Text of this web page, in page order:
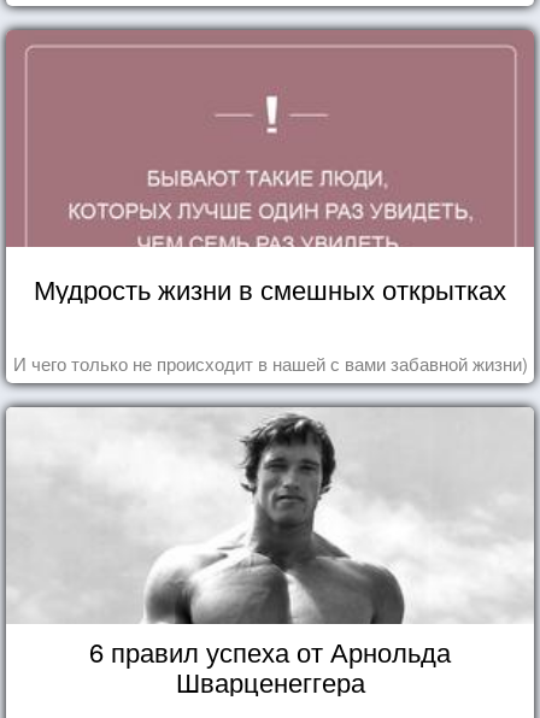
Мудрость жизни в смешных открытках
И чего только не происходит в нашей с вами забавной жизни)
6 правил успеха от Арнольда
Шварценеггера